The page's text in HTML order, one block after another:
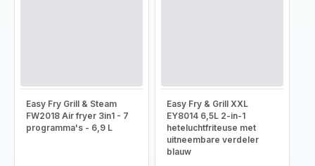
Easy Fry Grill & Steam
FW2018 Air fryer 3in1 - 7
programma's - 6,9 L
Easy Fry & Grill XXL
EY8014 6,5L 2-in-1
heteluchtfriteuse met
uitneembare verdeler
blauw